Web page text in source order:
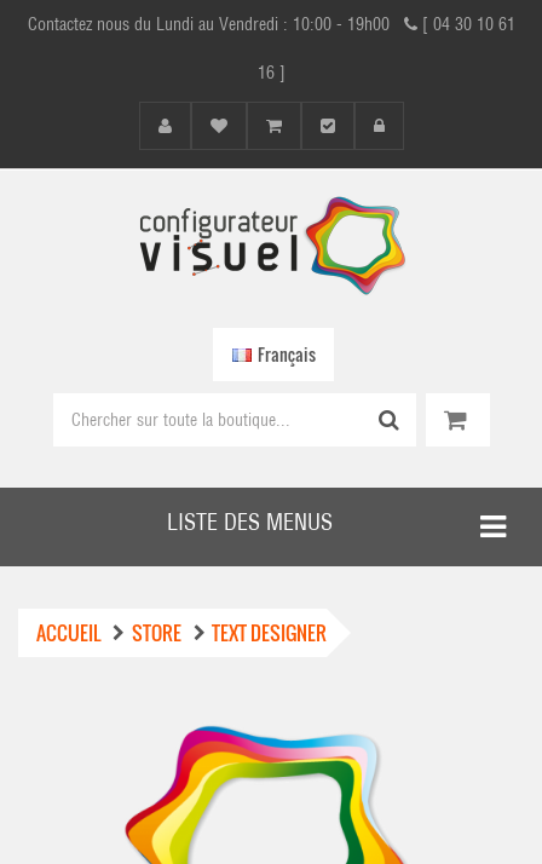
Contactez nous du Lundi au Vendredi : 10:00 - 19h00 [ 04 30 10 61
16 ]
Français
LISTE DES MENUS
ACCUEIL STORE TEXT DESIGNER